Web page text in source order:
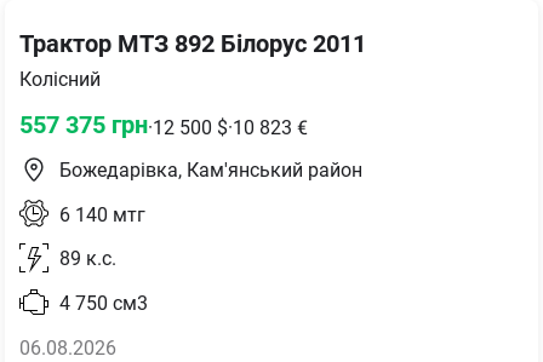
Трактор МТЗ 892 Білорус 2011
Колісний
557 375 грн·12 500 $·10 823 €
Божедарівка, Кам'янський район
6 140 мтг
89 к.с.
4 750 см3
06.08.2026